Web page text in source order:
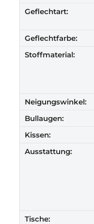
Geflechtart:
Geflechtfarbe:
Stoffmaterial:
Neigungswinkel:
Bullaugen:
Kissen:
Ausstattung:
Tische: